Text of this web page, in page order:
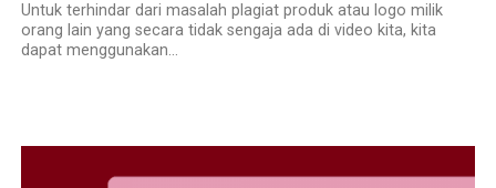
Untuk terhindar dari masalah plagiat produk atau logo milik
orang lain yang secara tidak sengaja ada di video kita, kita
dapat menggunakan...